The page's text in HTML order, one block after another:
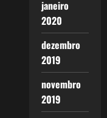
janeiro
2020
dezembro
2019
novembro
2019